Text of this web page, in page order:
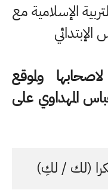
الإسلامية مع
لاصحابها ولموقع
المهداوي على
(لك / لكِ)